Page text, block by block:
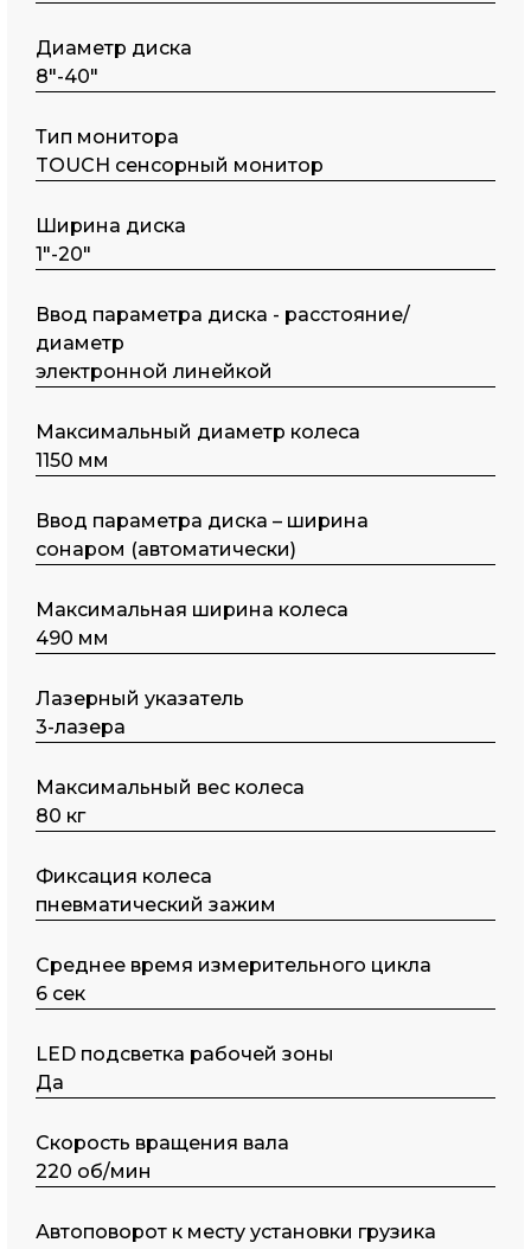
Диаметр диска
8"-40"
Тип монитора
TOUCH сенсорный монитор
Ширина диска
1"-20"
Ввод параметра диска - расстояние/
диаметр
электронной линейкой
Максимальный диаметр колеса
1150 мм
Ввод параметра диска – ширина
сонаром (автоматически)
Максимальная ширина колеса
490 мм
Лазерный указатель
3-лазера
Максимальный вес колеса
80 кг
Фиксация колеса
пневматический зажим
Среднее время измерительного цикла
6 сек
LED подсветка рабочей зоны
Да
Скорость вращения вала
220 об/мин
Автоповорот к месту установки грузика